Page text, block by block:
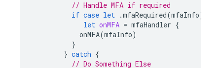
// Handle MFA if required
if case let .mfaRequired(mfaInfo)
let onMFA = mfaHandler {
onMFA(mfaInfo)
}
} catch {
// Do Something Else